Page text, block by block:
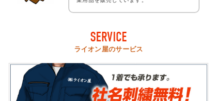
SERVICE
ライオン屋のサービス